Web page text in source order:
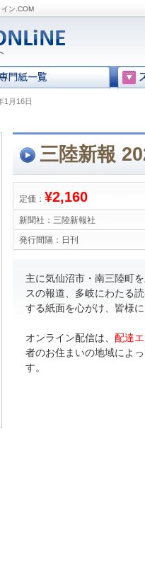
ン.COM
1月16日
三陸新報
定価： ¥2,160
新聞社： 三陸新報社
発行間隔： 日刊
主に気仙沼市・南三陸町
スの報道、多岐にわたる
する紙面を心がけ、皆様
オンライン配信は、 配達
者のお住まいの地域によ
す。